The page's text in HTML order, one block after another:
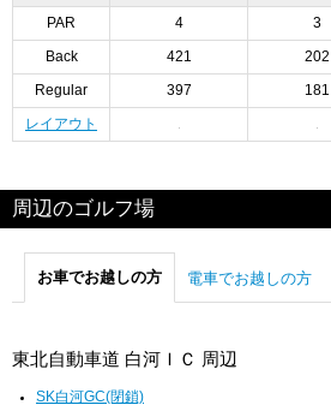
PAR 4 3
Back 421 202
Regular 397 181
レイアウト
周辺のゴルフ場
お車でお越しの方 電車でお越しの方
東北自動車道 白河ＩＣ 周辺
SK白河GC(閉鎖)